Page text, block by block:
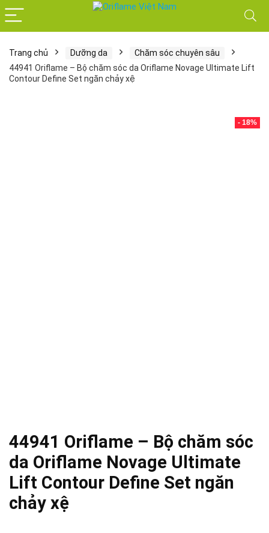
Trang chủ Dưỡng da
Chăm sóc chuyên sâu
44941 Oriflame – Bộ chăm sóc da Oriflame Novage Ultimate Lift
Contour Define Set ngăn chảy xệ
- 18%
44941 Oriflame – Bộ chăm sóc
da Oriflame Novage Ultimate
Lift Contour Define Set ngăn
chảy xệ